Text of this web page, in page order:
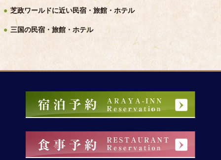
芝政ワールドに近い民宿・旅館・ホテル
三国の民宿・旅館・ホテル